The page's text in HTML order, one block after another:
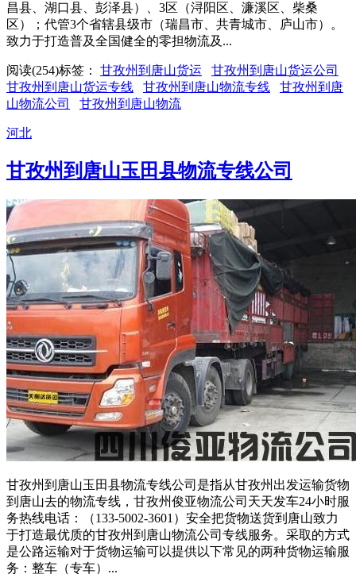
昌县、湖口县、彭泽县）、3区（浔阳区、濂溪区、柴桑
区）；代管3个省辖县级市（瑞昌市、共青城市、庐山市）。
致力于打造普及全国健全的零担物流及...
阅读(254)标签： 甘孜州到唐山货运
甘孜州到唐山货运公司
甘孜州到唐山货运专线
甘孜州到唐山物流专线
甘孜州到唐
山物流公司
甘孜州到唐山物流
河北
甘孜州到唐山玉田县物流专线公司
甘孜州到唐山玉田县物流专线公司是指从甘孜州出发运输货物
到唐山去的物流专线，甘孜州俊亚物流公司天天发车24小时服
务热线电话：（133-5002-3601）安全把货物送货到唐山致力
于打造最优质的甘孜州到唐山物流公司专线服务。采取的方式
是公路运输对于货物运输可以提供以下常见的两种货物运输服
务：整车（专车）...